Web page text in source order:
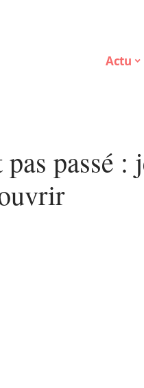
Actu
pas passé